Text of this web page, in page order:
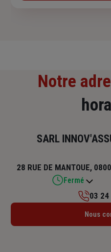
Notre
SARL
28 RUE DE MANTOUE,
Fermé
Lundi : 14h –
03 24
Nous